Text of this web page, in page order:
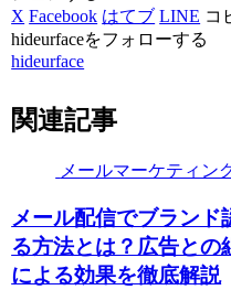
X Facebook はてブ LINE コ
hideurfaceをフォローする
hideurface
関連記事
メールマーケティン
メール配信でブランド
る方法とは？広告との
による効果を徹底解説